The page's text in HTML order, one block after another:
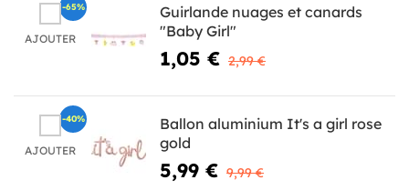
AJOUTER
Guirlande nuages et canards
"Baby Girl"
1,05 € 2,99 €
-65%
AJOUTER
Ballon aluminium It's a girl rose
gold
5,99 € 9,99 €
-40%